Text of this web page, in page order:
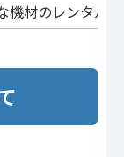
機材のレンタル